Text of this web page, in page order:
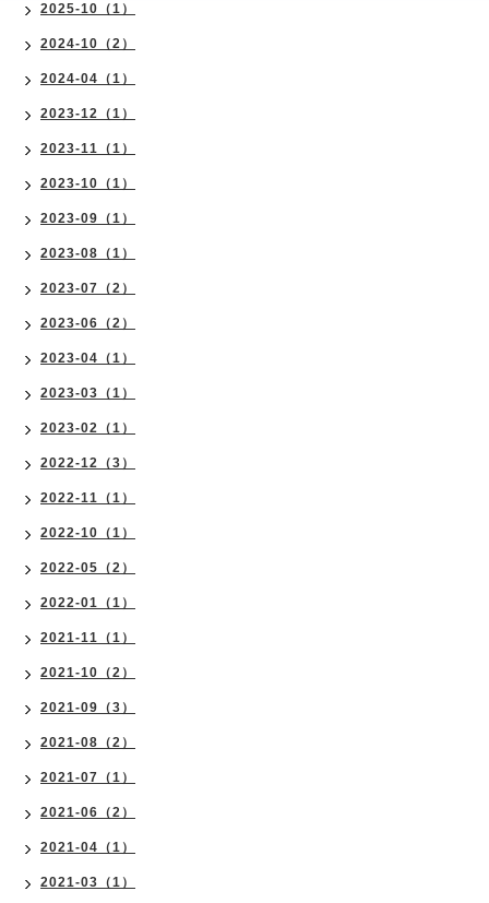
2025-10（1）
2024-10（2）
2024-04（1）
2023-12（1）
2023-11（1）
2023-10（1）
2023-09（1）
2023-08（1）
2023-07（2）
2023-06（2）
2023-04（1）
2023-03（1）
2023-02（1）
2022-12（3）
2022-11（1）
2022-10（1）
2022-05（2）
2022-01（1）
2021-11（1）
2021-10（2）
2021-09（3）
2021-08（2）
2021-07（1）
2021-06（2）
2021-04（1）
2021-03（1）